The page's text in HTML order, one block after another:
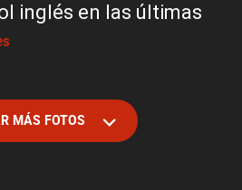
inglés en las últimas
MÁS FOTOS